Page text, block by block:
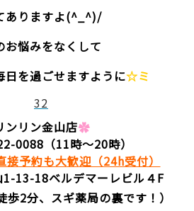
ありますよ(^_^)/
お悩みをなくして
日を過ごせますように☆ミ
ンリン金山店✿
0088 （11時～20時）
接予約も大歓迎（24h受付）
1-13-18ベルデマーレビル４F
2分、スギ薬局の裏です！）